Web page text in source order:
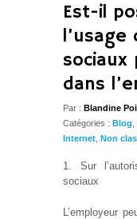
Est-il
l’usage
sociaux
dans
Par : Blandine
Catégories : Blog
Internet Non
1. Sur
sociaux
L’employeur